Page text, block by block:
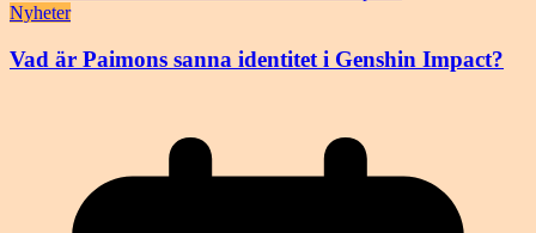
Nyheter
Vad är Paimons sanna identitet i Genshin Impact?